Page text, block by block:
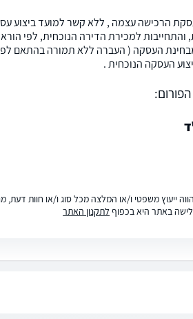
הרכישה עצמה , ללא קשר למועד ביצוע
והתחייבות למכירת הדירה הנוכחית, לפי
העסקה ( העברה ללא תמורה בהתאם
העסקה הנוכחית .
ייעוץ משפטי ו/או המלצה מכל סוג ו/או חוות
באתר היא בכפוף לתקנון האתר